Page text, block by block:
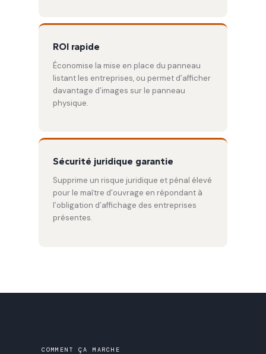
ROI rapide
Économise la mise en place du panneau
listant les entreprises, ou permet d’afficher
davantage d’images sur le panneau
physique.
Sécurité juridique garantie
Supprime un risque juridique et pénal élevé
pour le maître d’ouvrage en répondant à
l’obligation d’affichage des entreprises
présentes.
COMMENT ÇA MARCHE